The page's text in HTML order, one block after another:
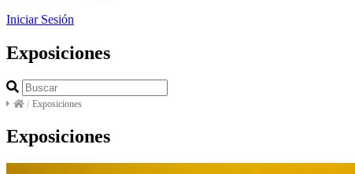
Iniciar Sesión
Exposiciones
/ Exposiciones
Exposiciones